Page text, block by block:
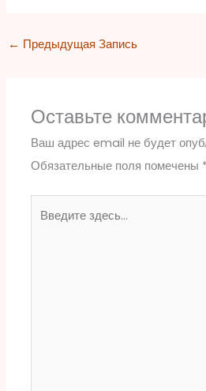
← Предыдущая Запись
Оставьте
Ваш адрес email не будет
Обязательные поля помечены *